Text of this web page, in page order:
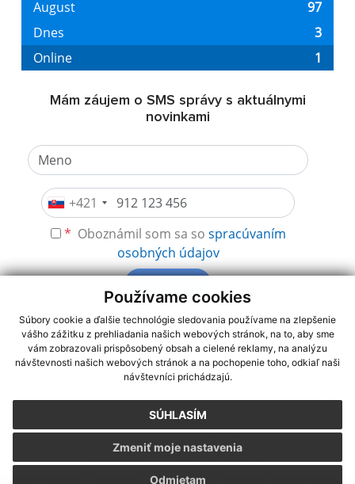
Používame cookies
Súbory cookie a ďalšie technológie sledovania používame na zlepšenie
vášho zážitku z prehliadania našich webových stránok, na to, aby sme
vám zobrazovali prispôsobený obsah a cielené reklamy, na analýzu
návštevnosti našich webových stránok a na pochopenie toho, odkiaľ naši
návštevníci prichádzajú.
SÚHLASÍM
Odmietam
Zmeniť moje nastavenia
Mám záujem o SMS správy s aktuálnymi
novinkami
+421
* Oboznámil som sa so spracúvaním
osobných údajov
využite možnosť získavania aktuálnych informácií s využitím RSS
CMS systém (redakčný) systém ECHELON 2,Mapa stránok,web
webhosting,webex.digital, s.r.o.,domény
Posledná aktualizácia:29.07.2026
Vytlačiť stránku|Vyhlásenie o prístupnosti